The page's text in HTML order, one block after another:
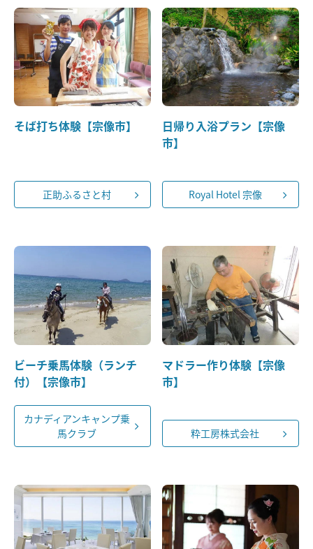
そば打ち体験【宗像市】
正助ふるさと村
日帰り入浴プラン【宗像
市】
Royal Hotel 宗像
ビーチ乗馬体験（ランチ
付）【宗像市】
カナディアンキャンプ乗
馬クラブ
マドラー作り体験【宗像
市】
粋工房株式会社